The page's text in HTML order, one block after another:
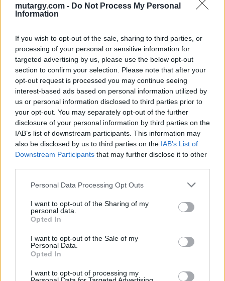
mutargy.com - Do Not Process My Personal
Information
If you wish to opt-out of the sale, sharing to third parties, or
processing of your personal or sensitive information for
targeted advertising by us, please use the below opt-out
section to confirm your selection. Please note that after your
opt-out request is processed you may continue seeing
interest-based ads based on personal information utilized by
us or personal information disclosed to third parties prior to
your opt-out. You may separately opt-out of the further
disclosure of your personal information by third parties on the
IAB’s list of downstream participants. This information may
also be disclosed by us to third parties on the IAB’s List of
Downstream Participants that may further disclose it to other
Personal Data Processing Opt Outs
I want to opt-out of the Sharing of my
personal data.
Opted In
I want to opt-out of the Sale of my
Personal Data.
Opted In
I want to opt-out of processing my
beszakadás, fo. /
Hungary / Budapest
1890. „Tax-free bond
with interest a
beszakadás, fo. / Hungary / Budapest 1890. „Tax-free
bond with interest a
Kategória: Pénz, érem, plakett
Kikiáltási ár:
14 000
Aukció adatai
Aukció neve:41. Nagyaukció
Aukció dátuma: 2023.11.04
Aukció ideje: 18:00
Aukció helye:http://www.darabanth.com
Darabanth Bélyegkereskedelmi és
1061